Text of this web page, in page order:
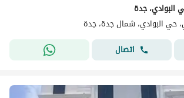
البوادي، جدة
حي البوادي، شمال جدة، جدة
اتصال